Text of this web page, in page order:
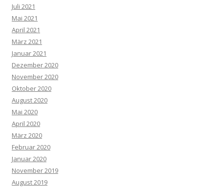
Juli 2021
Mai 2021
April 2021
März 2021
Januar 2021
Dezember 2020
November 2020
Oktober 2020
August 2020
Mai 2020
April 2020
März 2020
Februar 2020
Januar 2020
November 2019
August 2019